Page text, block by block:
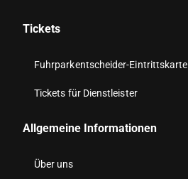
Tickets
Fuhrparkentscheider-Eintrittskarte
Tickets für Dienstleister
Allgemeine Informationen
Über uns